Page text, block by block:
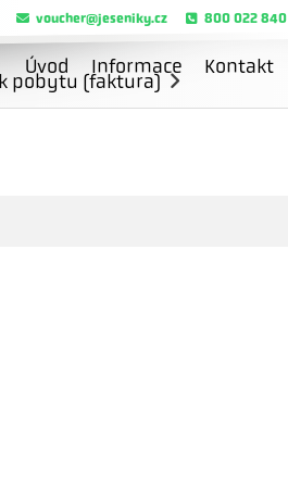
voucher@jeseniky.cz 800 022 840
Úvod Informace Kontakt
pobytu (faktura)